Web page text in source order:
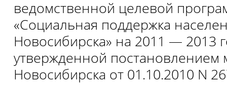
ведомственной целевой
«Социальная поддержка
Новосибирска» на 2011 — 2013
утвержденной постановлением
Новосибирска от 01.10.2010 N